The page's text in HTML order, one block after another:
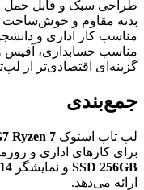
طراحی سبک و قابل حمل
بدنه مقاوم و خوش‌ساخت
مناسب کار اداری و
مناسب حسابداری،
گزینه‌ای اقتصادی‌تر از
جمع‌بندی
لپ تاپ استوک Ryzen 7
برای کارهای اداری و
SSD 256GB و نمایشگر 14 اینچ FHD
ارائه می‌دهد.